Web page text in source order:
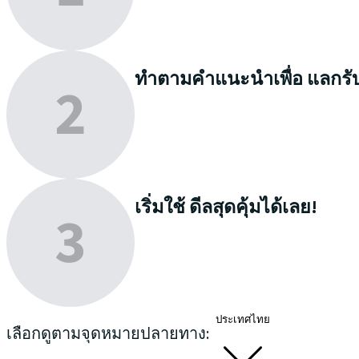
ทำตามคำแนะนำเพื่อ แลกรั
เริ่มใช้ดีลสุดคุ้มได้เลย!
เลือกดูตามจุดหมายปลายทาง: